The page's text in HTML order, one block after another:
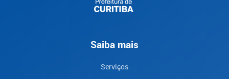
Saiba mais
Serviços